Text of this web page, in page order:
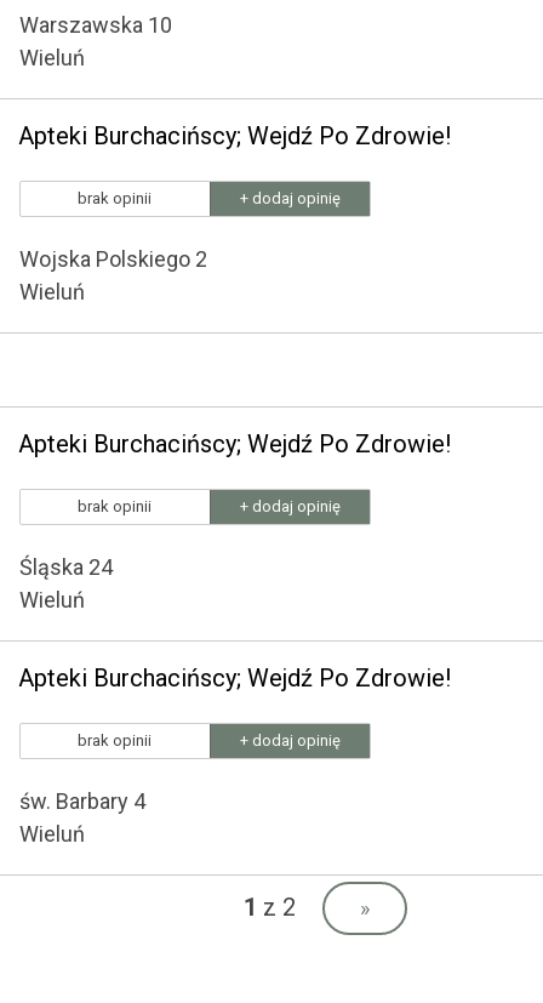
Warszawska 10
Wieluń
Apteki Burchacińscy; Wejdź Po Zdrowie!
brak opinii + dodaj opinię
Wojska Polskiego 2
Wieluń
Apteki Burchacińscy; Wejdź Po Zdrowie!
brak opinii + dodaj opinię
Śląska 24
Wieluń
Apteki Burchacińscy; Wejdź Po Zdrowie!
brak opinii + dodaj opinię
św. Barbary 4
Wieluń
1 z 2 »